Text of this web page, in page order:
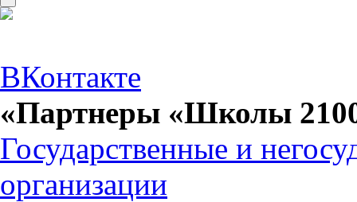
ВКонтакте
«Партнеры «Школы
Государственные и
организации